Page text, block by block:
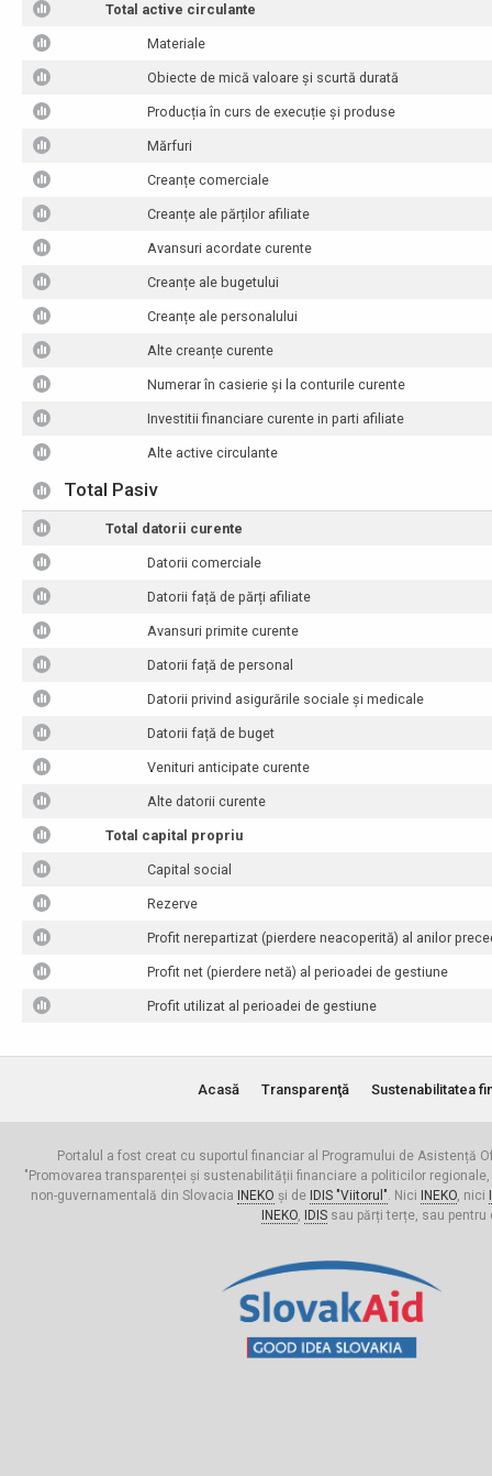
Total active circulante
Materiale
Obiecte de mică valoare și scurtă durată
Producția în curs de execuție și produse
Mărfuri
Creanțe comerciale
Creanțe ale părților afiliate
Avansuri acordate curente
Creanțe ale bugetului
Creanțe ale personalului
Alte creanțe curente
Numerar în casierie și la conturile curente
Investitii financiare curente in parti afiliate
Alte active circulante
Total Pasiv
Total datorii curente
Datorii comerciale
Datorii față de părți afiliate
Avansuri primite curente
Datorii față de personal
Datorii privind asigurările sociale și medicale
Datorii față de buget
Venituri anticipate curente
Alte datorii curente
Total capital propriu
Capital social
Rezerve
Profit nerepartizat (pierdere neacoperită) al anilor
Profit net (pierdere netă) al perioadei de gestiune
Profit utilizat al perioadei de gestiune
Acasă Transparenţă Sustenabilitatea
Portalul a fost creat cu suportul financiar al Programului de Asistență
"Promovarea transparenței și sustenabilității financiare a politicilor
non-guvernamentală din Slovacia
INEKO și de IDIS "Viitorul". Nici INEKO, nici
INEKO, IDISsau părți terțe, sau pentru